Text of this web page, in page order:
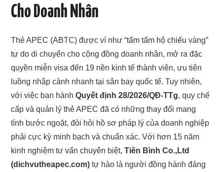
DỊCH VỤ THẺ APEC
DỊCH VỤ THẺ APEC CÁC TỈNH
BẢNG PHÍ
KIẾN THỨC THẺ APEC
TƯ VẤN HỘ CHIẾU
Cho Doanh Nhân
Thẻ APEC (ABTC) được ví như “tấm tấm hộ chiếu vàng”
tự do di chuyển cho cộng đồng doanh nhân, mở ra đặc
quyền miễn visa đến 19 nền kinh tế thành viên, ưu tiên
luồng nhập cảnh nhanh tại sân bay quốc tế. Tuy nhiên,
với việc ban hànhQuyết định 28/2026/QĐ-TTg, quy chế
cấp và quản lý thẻ APEC đã có những thay đổi mang
tính bước ngoặt, đòi hỏi hồ sơ pháp lý của doanh nghiệp
phải cực kỳ minh bạch và chuẩn xác. Với hơn 15 năm
kinh nghiệm tư vấn chuyên biệt,Tiên Bình Co.,Ltd
(dichvutheapec.com) tự hào là người đồng hành đáng